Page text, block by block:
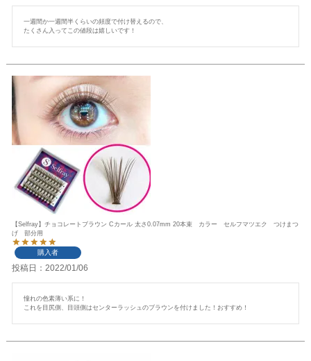
一週間か一週間半くらいの頻度で付け替えるので、
たくさん入ってこの値段は嬉しいです！
【Selfray】チョコレートブラウン Cカール 太さ0.07mm 20本束 カラー セルフマツエク つけまつ
げ 部分用
購入者
投稿日 2022/01/06
憧れの色素薄い系に！
これを目尻側、目頭側はセンターラッシュのブラウンを付けました！おすすめ！